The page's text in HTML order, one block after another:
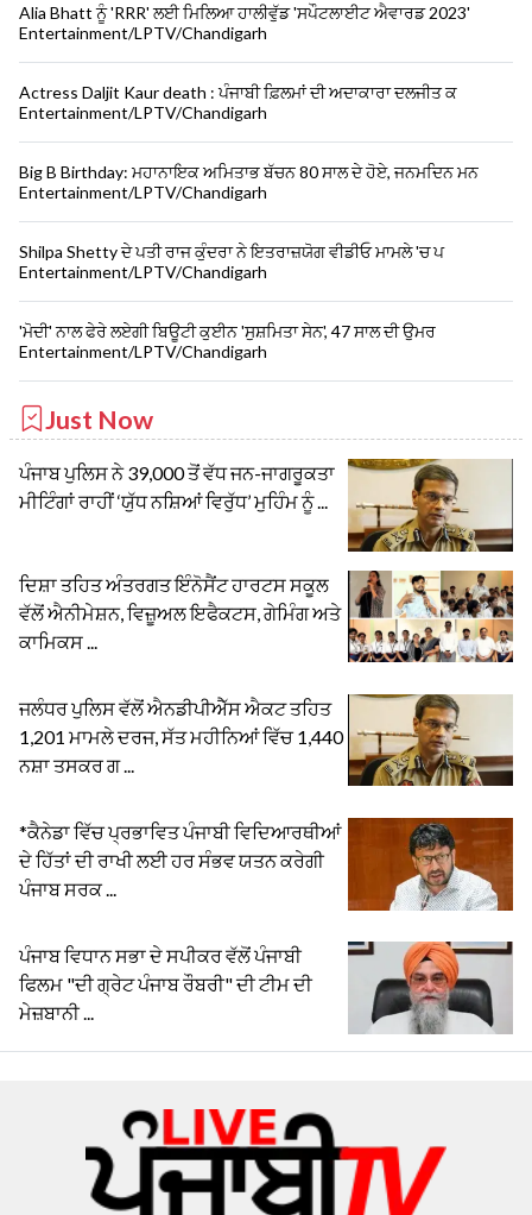
Alia Bhatt ਨੂੰ 'RRR' ਲਈ ਮਿਲਿਆ ਹਾਲੀਵੁੱਡ 'ਸਪੌਟਲਾਈਟ ਐਵਾਰਡ 2023'
Entertainment/LPTV/Chandigarh
Actress Daljit Kaur death : ਪੰਜਾਬੀ ਫ਼ਿਲਮਾਂ ਦੀ ਅਦਾਕਾਰਾ ਦਲਜੀਤ ਕ
Entertainment/LPTV/Chandigarh
Big B Birthday: ਮਹਾਨਾਇਕ ਅਮਿਤਾਭ ਬੱਚਨ 80 ਸਾਲ ਦੇ ਹੋਏ, ਜਨਮਦਿਨ ਮਨ
Entertainment/LPTV/Chandigarh
Shilpa Shetty ਦੇ ਪਤੀ ਰਾਜ ਕੁੰਦਰਾ ਨੇ ਇਤਰਾਜ਼ਯੋਗ ਵੀਡੀਓ ਮਾਮਲੇ 'ਚ ਪ
Entertainment/LPTV/Chandigarh
'ਮੋਦੀ' ਨਾਲ ਫੇਰੇ ਲਏਗੀ ਬਿਊਟੀ ਕੁਈਨ 'ਸੁਸ਼ਮਿਤਾ ਸੇਨ', 47 ਸਾਲ ਦੀ ਉਮਰ
Entertainment/LPTV/Chandigarh
Just Now
ਪੰਜਾਬ ਪੁਲਿਸ ਨੇ 39,000 ਤੋਂ ਵੱਧ ਜਨ-ਜਾਗਰੂਕਤਾ
ਮੀਟਿੰਗਾਂ ਰਾਹੀਂ ‘ਯੁੱਧ ਨਸ਼ਿਆਂ ਵਿਰੁੱਧ’ ਮੁਹਿੰਮ ਨੂੰ ...
ਦਿਸ਼ਾ ਤਹਿਤ ਅੰਤਰਗਤ ਇੰਨੋਸੈਂਟ ਹਾਰਟਸ ਸਕੂਲ
ਵੱਲੋਂ ਐਨੀਮੇਸ਼ਨ, ਵਿਜ਼ੂਅਲ ਇਫੈਕਟਸ, ਗੇਮਿੰਗ ਅਤੇ
ਕਾਮਿਕਸ ...
ਜਲੰਧਰ ਪੁਲਿਸ ਵੱਲੋਂ ਐਨਡੀਪੀਐੱਸ ਐਕਟ ਤਹਿਤ
1,201 ਮਾਮਲੇ ਦਰਜ, ਸੱਤ ਮਹੀਨਿਆਂ ਵਿੱਚ 1,440
ਨਸ਼ਾ ਤਸਕਰ ਗ ...
*ਕੈਨੇਡਾ ਵਿੱਚ ਪ੍ਰਭਾਵਿਤ ਪੰਜਾਬੀ ਵਿਦਿਆਰਥੀਆਂ
ਦੇ ਹਿੱਤਾਂ ਦੀ ਰਾਖੀ ਲਈ ਹਰ ਸੰਭਵ ਯਤਨ ਕਰੇਗੀ
ਪੰਜਾਬ ਸਰਕ ...
ਪੰਜਾਬ ਵਿਧਾਨ ਸਭਾ ਦੇ ਸਪੀਕਰ ਵੱਲੋਂ ਪੰਜਾਬੀ
ਫਿਲਮ "ਦੀ ਗ੍ਰੇਟ ਪੰਜਾਬ ਰੌਬਰੀ" ਦੀ ਟੀਮ ਦੀ
ਮੇਜ਼ਬਾਨੀ ...